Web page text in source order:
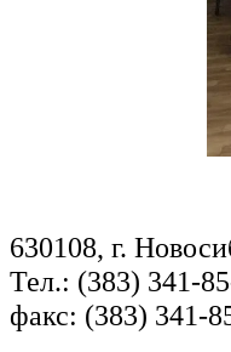
630108, г.
Тел.: (383) 341-
факс: (383) 341-